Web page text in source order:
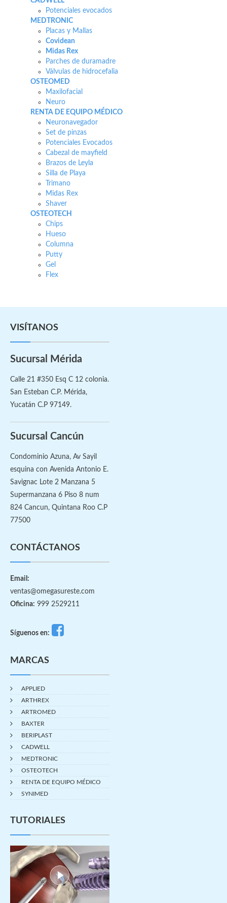
Potenciales evocados
MEDTRONIC
Placas y Mallas
Covidean
Midas Rex
Parches de duramadre
Válvulas de hidrocefalia
OSTEOMED
Maxilofacial
Neuro
RENTA DE EQUIPO MÉDICO
Neuronavegador
Set de pinzas
Potenciales Evocados
Cabezal de mayfield
Brazos de Leyla
Silla de Playa
Trimano
Midas Rex
Shaver
OSTEOTECH
Chips
Hueso
Columna
Putty
Gel
Flex
VISÍTANOS
Sucursal Mérida
Calle 21 #350 Esq C 12 colonia.
San Esteban C.P. Mérida,
Yucatán C.P 97149.
Sucursal Cancún
Condominio Azuna, Av Sayil
esquina con Avenida Antonio E.
Savignac Lote 2 Manzana 5
Supermanzana 6 Piso 8 num
824 Cancun, Quintana Roo C.P
77500
CONTÁCTANOS
Email:
ventas@omegasureste.com
Oficina: 999 2529211
Síguenos en:
MARCAS
APPLIED
ARTHREX
ARTROMED
BAXTER
BERIPLAST
CADWELL
MEDTRONIC
OSTEOTECH
RENTA DE EQUIPO MÉDICO
SYNIMED
TUTORIALES